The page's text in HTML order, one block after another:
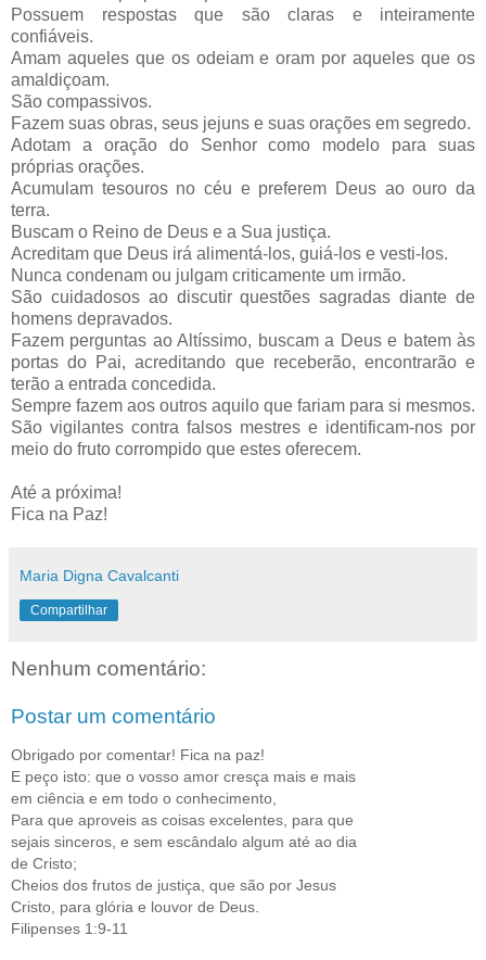
Possuem respostas que são claras e inteiramente
confiáveis.
Amam aqueles que os odeiam e oram por aqueles que os
amaldiçoam.
São compassivos.
Fazem suas obras, seus jejuns e suas orações em segredo.
Adotam a oração do Senhor como modelo para suas
próprias orações.
Acumulam tesouros no céu e preferem Deus ao ouro da
terra.
Buscam o Reino de Deus e a Sua justiça.
Acreditam que Deus irá alimentá-los, guiá-los e vesti-los.
Nunca condenam ou julgam criticamente um irmão.
São cuidadosos ao discutir questões sagradas diante de
homens depravados.
Fazem perguntas ao Altíssimo, buscam a Deus e batem às
portas do Pai, acreditando que receberão, encontrarão e
terão a entrada concedida.
Sempre fazem aos outros aquilo que fariam para si mesmos.
São vigilantes contra falsos mestres e identificam-nos por
meio do fruto corrompido que estes oferecem.
Até a próxima!
Fica na Paz!
Maria Digna Cavalcanti
Compartilhar
Nenhum comentário:
Postar um comentário
Obrigado por comentar! Fica na paz!
E peço isto: que o vosso amor cresça mais e mais
em ciência e em todo o conhecimento,
Para que aproveis as coisas excelentes, para que
sejais sinceros, e sem escândalo algum até ao dia
de Cristo;
Cheios dos frutos de justiça, que são por Jesus
Cristo, para glória e louvor de Deus.
Filipenses 1:9-11